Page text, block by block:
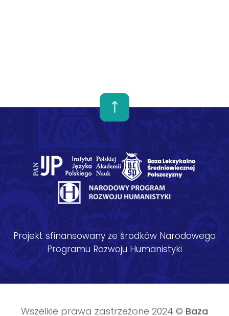
Projekt sfinansowany ze środków Narodowego
Programu Rozwoju Humanistyki
Wszelkie prawa zastrzeżone 2024 © Baza